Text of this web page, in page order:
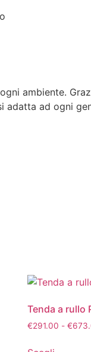
ambiente.
adatta ad ogni
Tenda a rullo
€291.00 - €